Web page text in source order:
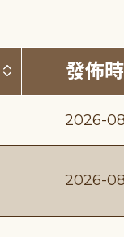
按發布單位排
發佈
2026-
2026-